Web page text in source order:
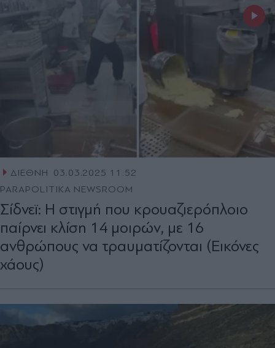
ΔΙΕΘΝΗ
03.03.2025 11:52
PARAPOLITIKA NEWSROOM
Σίδνεϊ: Η στιγμή που κρουαζιερόπλοιο
παίρνει κλίση 14 μοιρών, με 16
ανθρώπους να τραυματίζονται (Εικόνες
χάους)